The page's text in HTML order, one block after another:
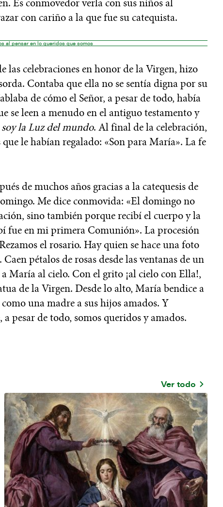
Es conmovedor verla con sus niños al
con cariño a la que fue su catequista.
al pensar en lo queridos que somos
las celebraciones en honor de la Virgen, hizo
Contaba que ella no se sentía digna por su
de cómo el Señor, a pesar de todo, había
se leen a menudo en el antiguo testamento y
la Luz del mundo. Al final de la celebración,
le habían regalado: «Son para María». La fe
de muchos años gracias a la catequesis de
Me dice conmovida: «El domingo no
sino también porque recibí el cuerpo y la
fue en mi primera Comunión». La procesión
el rosario. Hay quien se hace una foto
pétalos de rosas desde las ventanas de un
María al cielo. Con el grito ¡al cielo con Ella!,
de la Virgen. Desde lo alto, María bendice a
una madre a sus hijos amados. Y
pesar de todo, somos queridos y amados.
Ver todo